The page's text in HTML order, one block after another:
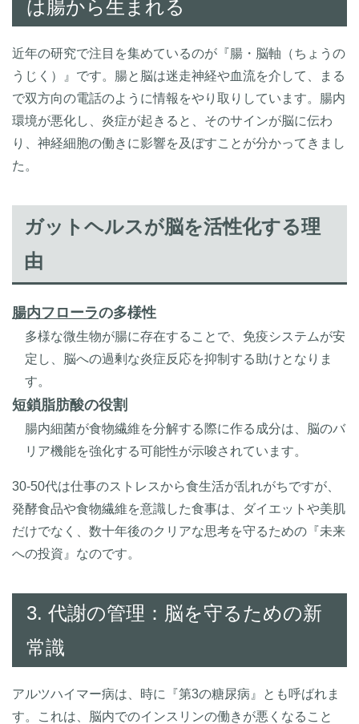
は腸から生まれる
近年の研究で注目を集めているのが『腸・脳軸（ちょうの
うじく）』です。腸と脳は迷走神経や血流を介して、まる
で双方向の電話のように情報をやり取りしています。腸内
環境が悪化し、炎症が起きると、そのサインが脳に伝わ
り、神経細胞の働きに影響を及ぼすことが分かってきまし
た。
ガットヘルスが脳を活性化する理
由
腸内フローラの多様性
多様な微生物が腸に存在することで、免疫システムが安
定し、脳への過剰な炎症反応を抑制する助けとなりま
す。
短鎖脂肪酸の役割
腸内細菌が食物繊維を分解する際に作る成分は、脳のバ
リア機能を強化する可能性が示唆されています。
30-50代は仕事のストレスから食生活が乱れがちですが、
発酵食品や食物繊維を意識した食事は、ダイエットや美肌
だけでなく、数十年後のクリアな思考を守るための『未来
への投資』なのです。
3. 代謝の管理：脳を守るための新
常識
アルツハイマー病は、時に『第3の糖尿病』とも呼ばれま
す。これは、脳内でのインスリンの働きが悪くなること